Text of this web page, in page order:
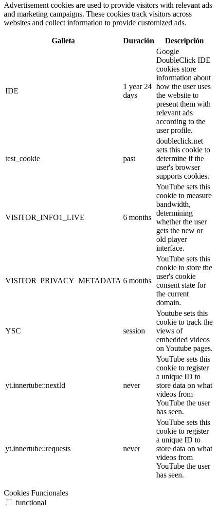
Advertisement cookies are used to provide visitors with relevant ads
and marketing campaigns. These cookies track visitors across
websites and collect information to provide customized ads.
Galleta Duración Descripción
IDE
1 year 24
days
Google
DoubleClick IDE
cookies store
information about
how the user uses
the website to
present them with
relevant ads
according to the
user profile.
test_cookie past
doubleclick.net
sets this cookie to
determine if the
user's browser
supports cookies.
VISITOR_INFO1_LIVE 6 months
YouTube sets this
cookie to measure
bandwidth,
determining
whether the user
gets the new or
old player
interface.
VISITOR_PRIVACY_METADATA 6 months
YouTube sets this
cookie to store the
user's cookie
consent state for
the current
domain.
YSC session
Youtube sets this
cookie to track the
views of
embedded videos
on Youtube pages.
yt.innertube::nextId never
YouTube sets this
cookie to register
a unique ID to
store data on what
videos from
YouTube the user
has seen.
yt.innertube::requests never
YouTube sets this
cookie to register
a unique ID to
store data on what
videos from
YouTube the user
has seen.
Cookies Funcionales
functional